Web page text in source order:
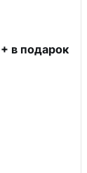
в подарок